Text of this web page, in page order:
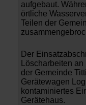
aufgebaut.
örtliche
Teilen der
Der
Löscharbeiten
der Gemeinde
Gerätewagen
kontaminiertes
Gerätehaus.